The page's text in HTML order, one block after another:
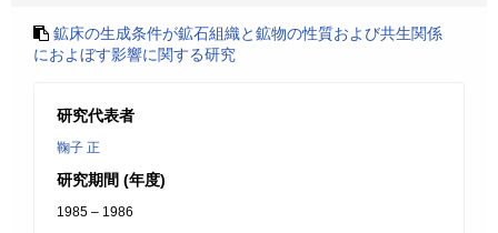
鉱床の生成条件が鉱石組織と鉱物の性質および共生関係
におよぼす影響に関する研究
研究代表者
鞠子 正
研究期間 (年度)
1985 – 1986